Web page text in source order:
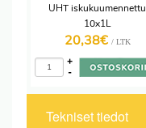
UHT iskukuumennettu
10x1L
20,38€ / LTK
-
+
Tekniset tiedot